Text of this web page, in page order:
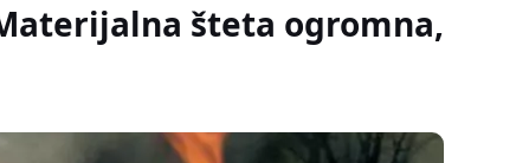
šteta ogromna,